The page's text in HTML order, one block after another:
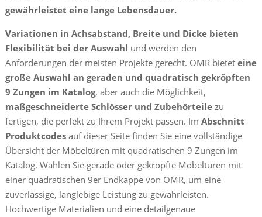
gewährleistet eine lange Lebensdauer.
Variationen in Achsabstand, Breite und Dicke bieten
Flexibilität bei der Auswahl und werden den
Anforderungen der meisten Projekte gerecht. OMR bietet eine
große Auswahl an geraden und quadratisch gekröpften
9 Zungen im Katalog, aber auch die Möglichkeit,
maßgeschneiderte Schlösser und Zubehörteilezu
fertigen, die perfekt zu Ihrem Projekt passen. Im Abschnitt
Produktcodesauf dieser Seite finden Sie eine vollständige
Übersicht der Möbeltüren mit quadratischen 9 Zungen im
Katalog. Wählen Sie gerade oder gekröpfte Möbeltüren mit
einer quadratischen 9er Endkappe von OMR, um eine
zuverlässige, langlebige Leistung zu gewährleisten.
Hochwertige Materialien und eine detailgenaue